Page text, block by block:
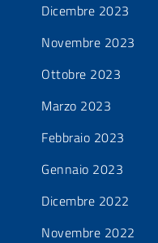
Dicembre 2023
Novembre 2023
Ottobre 2023
Marzo 2023
Febbraio 2023
Gennaio 2023
Dicembre 2022
Novembre 2022